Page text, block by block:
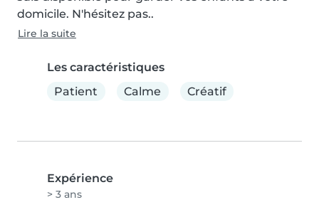
domicile. N'hésitez pas..
Lire la suite
Les caractéristiques
Patient
Calme Créatif
Expérience
> 3 ans